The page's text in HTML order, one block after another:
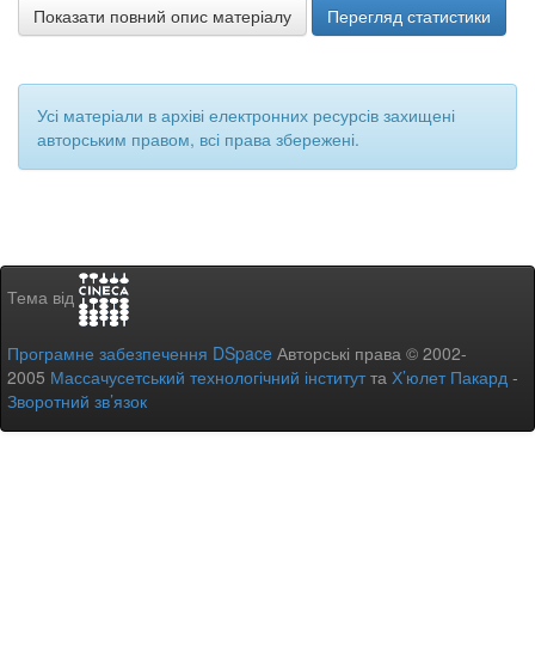
Показати повний опис матеріалу Перегляд статистики
Усі матеріали в архіві електронних ресурсів захищені
авторським правом, всі права збережені.
Тема від
Програмне забезпечення DSpace Авторські права © 2002-
2005 Массачусетський технологічний інститутта Х’юлет Пакард -
Зворотний зв’язок